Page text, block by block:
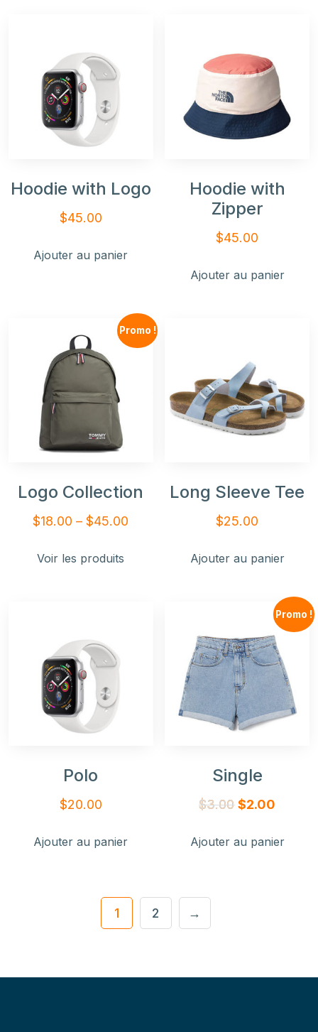
Hoodie with Logo
$45.00
Ajouter au panier
Hoodie with
Zipper
$45.00
Ajouter au panier
Promo !
Logo Collection
$18.00 –$45.00
Voir les produits
Long Sleeve Tee
$25.00
Ajouter au panier
Polo
$20.00
Ajouter au panier
Promo !
Single
$3.00 $2.00
Ajouter au panier
1 2 →